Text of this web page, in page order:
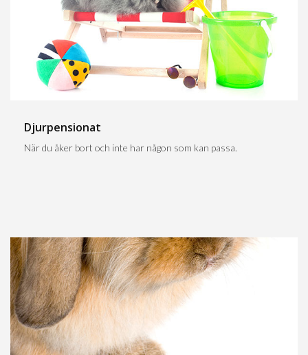
Djurpensionat
När du åker bort och inte har någon som kan passa.